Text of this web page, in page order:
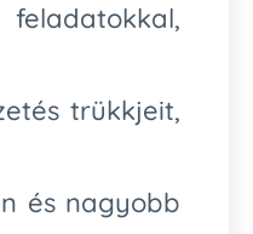
trükkjeit,
és nagyobb